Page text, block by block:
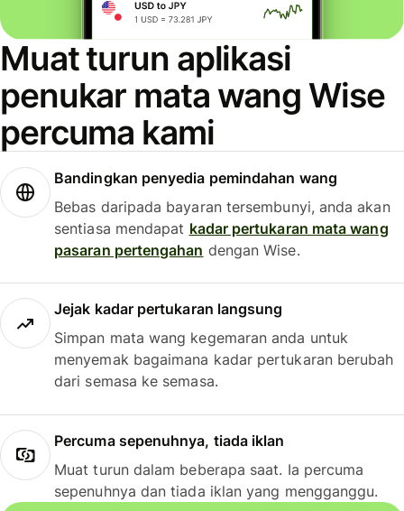
Muat turun aplikasi
penukar mata wang Wise
percuma kami
Bandingkan penyedia pemindahan wang
Bebas daripada bayaran tersembunyi, anda akan
sentiasa mendapat kadar pertukaran mata wang
pasaran pertengahan dengan Wise.
Jejak kadar pertukaran langsung
Simpan mata wang kegemaran anda untuk
menyemak bagaimana kadar pertukaran berubah
dari semasa ke semasa.
Percuma sepenuhnya, tiada iklan
Muat turun dalam beberapa saat. Ia percuma
sepenuhnya dan tiada iklan yang mengganggu.